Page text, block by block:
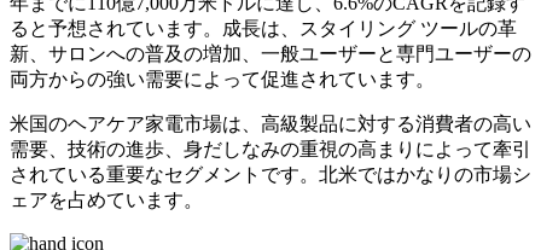
ると予想されています。成長は、スタイリング ツールの革
新、サロンへの普及の増加、一般ユーザーと専門ユーザーの
両方からの強い需要によって促進されています。
米国のヘアケア家電市場は、高級製品に対する消費者の高い
需要、技術の進歩、身だしなみの重視の高まりによって牽引
されている重要なセグメントです。北米ではかなりの市場シ
ェアを占めています。